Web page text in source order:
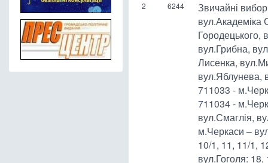
2 6244
Звичайні
вул.Академіка
Городецького,
вул.Грибна,
Лисенка,
вул.Яблунева,
711033 -
711034 -
вул.Смаглія,
м.Черкаси –
10/1, 11, 11/1,
вул.Гоголя: